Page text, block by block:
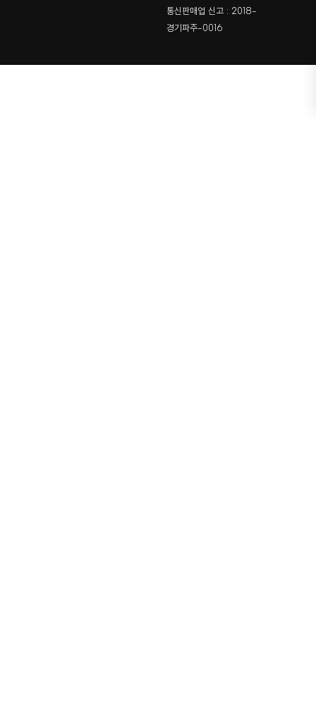
통신판매업 신고 : 2018-
경기파주-0016